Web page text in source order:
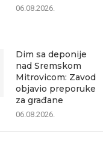
06.08.2026.
Dim sa deponije
nad Sremskom
Mitrovicom: Zavod
objavio preporuke
za građane
06.08.2026.